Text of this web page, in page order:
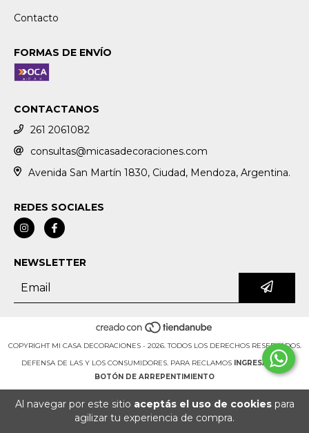
Al navegar por este sitio aceptás el uso de cookiespara
agilizar tu experiencia de compra.
Contacto
FORMAS DE ENVÍO
CONTACTANOS
261 2061082
consultas@micasadecoraciones.com
Avenida San Martín 1830, Ciudad, Mendoza, Argentina.
REDES SOCIALES
NEWSLETTER
COPYRIGHT MI CASA DECORACIONES - 2026. TODOS LOS DERECHOS RESERVADOS.
DEFENSA DE LAS Y LOS CONSUMIDORES. PARA RECLAMOS INGRESÁ ACÁ.
BOTÓN DE ARREPENTIMIENTO